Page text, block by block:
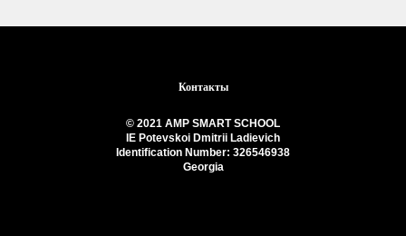
Контакты
© 2021 AMP SMART SCHOOL
IE Potevskoi Dmitrii Ladievich
Identification Number: 326546938
Georgia